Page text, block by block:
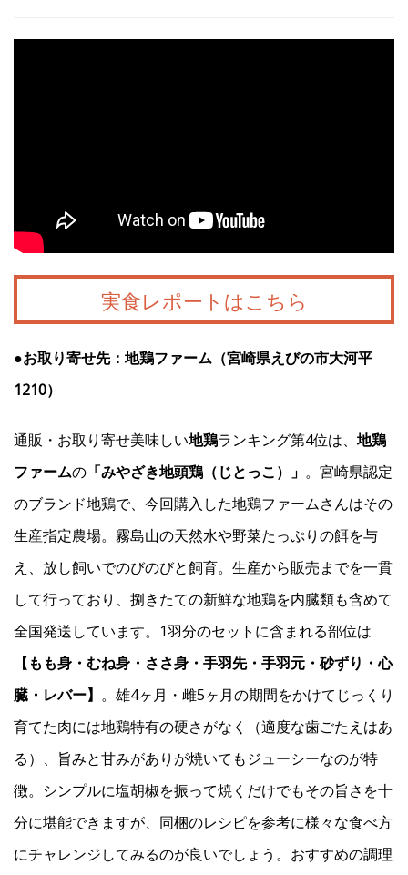
実食レポートはこちら
●お取り寄せ先：地鶏ファーム（宮崎県えびの市大河平
1210）
通販・お取り寄せ美味しい地鶏ランキング第4位は、 地鶏
ファームの 「みやざき地頭鶏（じとっこ）」 。宮崎県認定
のブランド地鶏で、今回購入した地鶏ファームさんはその
生産指定農場。霧島山の天然水や野菜たっぷりの餌を与
え、放し飼いでのびのびと飼育。生産から販売までを一貫
して行っており、捌きたての新鮮な地鶏を内臓類も含めて
全国発送しています。1羽分のセットに含まれる部位は
【もも身・むね身・ささ身・手羽先・手羽元・砂ずり・心
臓・レバー】 。雄4ヶ月・雌5ヶ月の期間をかけてじっくり
育てた肉には地鶏特有の硬さがなく（適度な歯ごたえはあ
る）、旨みと甘みがありが焼いてもジューシーなのが特
徴。シンプルに塩胡椒を振って焼くだけでもその旨さを十
分に堪能できますが、同梱のレシピを参考に様々な食べ方
にチャレンジしてみるのが良いでしょう。おすすめの調理